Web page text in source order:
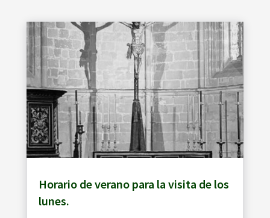
Horario de verano para la visita de los
lunes.